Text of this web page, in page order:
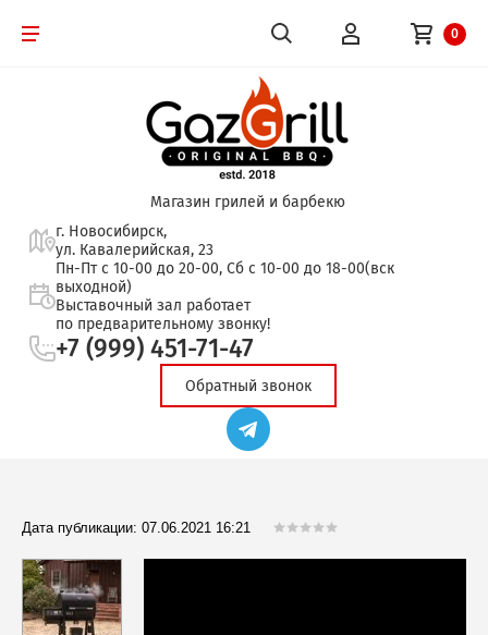
0
Магазин грилей и барбекю
г. Новосибирск,
ул. Кавалерийская, 23
Пн-Пт с 10-00 до 20-00, Сб с 10-00 до 18-00(вск
выходной)
Выставочный зал работает
по предварительному звонку!
+7 (999) 451-71-47
Обратный звонок
Дата публикации: 07.06.2021 16:21